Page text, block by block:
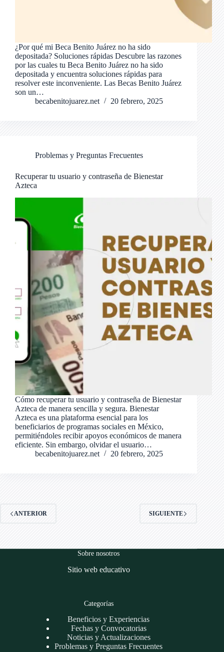
¿Por qué mi Beca Benito Juárez no ha sido
depositada? Soluciones rápidas Descubre las razones
por las cuales tu Beca Benito Juárez no ha sido
depositada y encuentra soluciones rápidas para
resolver este inconveniente. Las Becas Benito Juárez
son un…
becabenitojuarez.net
20 febrero, 2025
Problemas y Preguntas Frecuentes
Recuperar tu usuario y contraseña de Bienestar
Azteca
Cómo recuperar tu usuario y contraseña de Bienestar
Azteca de manera sencilla y segura. Bienestar
Azteca es una plataforma esencial para los
beneficiarios de programas sociales en México,
permitiéndoles recibir apoyos económicos de manera
eficiente. Sin embargo, olvidar el usuario…
becabenitojuarez.net
20 febrero, 2025
ANTERIOR SIGUIENTE
Sobre nosotros
Sitio web educativo
Categorías
Beneficios y Experiencias
Fechas y Convocatorias
Noticias y Actualizaciones
Problemas y Preguntas Frecuentes